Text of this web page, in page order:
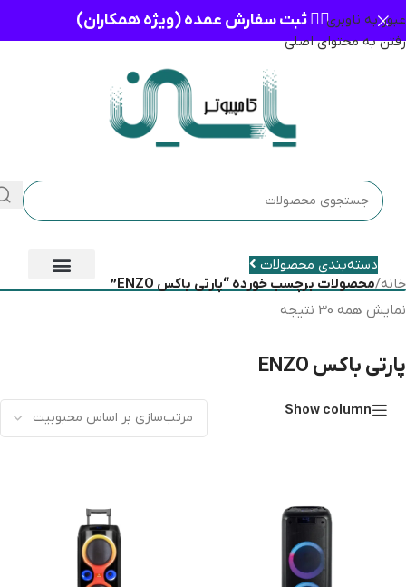
عبور به ناوبری
رفتن به محتوای اصلی
👈🏻 ثبت سفارش عمده (ویژه همکاران)
دسته‌بندی محصولات
خانه/محصولات برچسب خورده “پارتی باکس ENZO”
نمایش همه 30 نتیجه
پارتی باکس ENZO
Show column